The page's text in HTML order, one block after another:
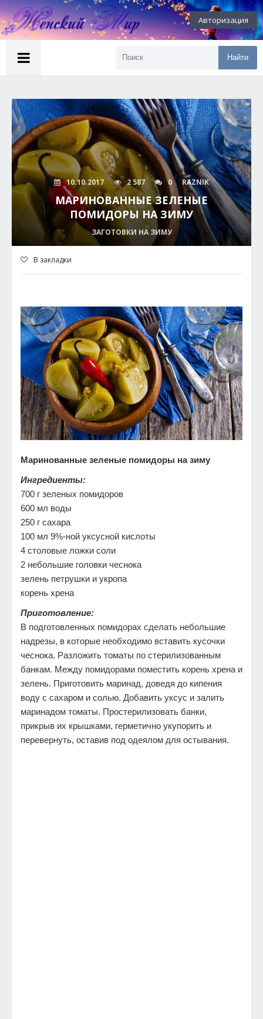
Авторизация
Найти
10.10.2017 2 587 0 RAZNIK
МАРИНОВАННЫЕ ЗЕЛЕНЫЕ
ПОМИДОРЫ НА ЗИМУ
ЗАГОТОВКИ НА ЗИМУ
В закладки
Маринованные зеленые помидоры на зиму
Ингредиенты:
700 г зеленых помидоров
600 мл воды
250 г сахара
100 мл 9%-ной уксусной кислоты
4 столовые ложки соли
2 небольшие головки чеснока
зелень петрушки и укропа
корень хрена
Приготовление:
В подготовленных помидорах сделать небольшие
надрезы, в которые необходимо вставить кусочки
чеснока. Разложить томаты по стерилизованным
банкам. Между помидорами поместить корень хрена и
зелень. Приготовить маринад, доведя до кипения
воду с сахаром и солью. Добавить уксус и залить
маринадом томаты. Простерилизовать банки,
прикрыв их крышками, герметично укупорить и
перевернуть, оставив под одеялом для остывания.